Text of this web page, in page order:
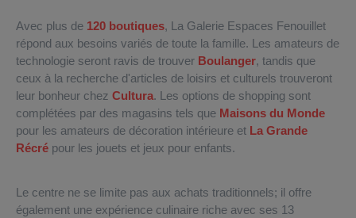
Avec plus de 120 boutiques, La Galerie Espaces Fenouillet
répond aux besoins variés de toute la famille. Les amateurs de
technologie seront ravis de trouver Boulanger, tandis que
ceux à la recherche d'articles de loisirs et culturels trouveront
leur bonheur chez Cultura. Les options de shopping sont
complétées par des magasins tels que Maisons du Monde
pour les amateurs de décoration intérieure et La Grande
Récré pour les jouets et jeux pour enfants.
Le centre ne se limite pas aux achats traditionnels; il offre
également une expérience culinaire riche avec ses 13